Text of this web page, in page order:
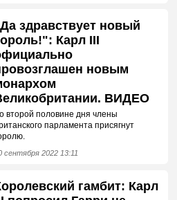
здравствует новый
Карл III
новым
ВИДЕО
второй половине дня члены
парламента присягнут
сентября 2022 13:11
гамбит: Карл